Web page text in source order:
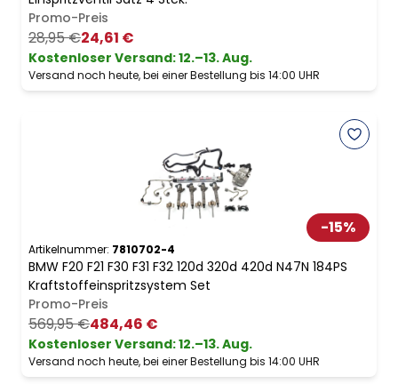
Promo-Preis
28,95 €24,61 €
Kostenloser Versand:12.–13. Aug.
Versand noch heute, bei einer Bestellung bis 14:00 UHR
-15%
Artikelnummer: 7810702-4
BMW F20 F21 F30 F31 F32 120d 320d 420d N47N 184PS
Kraftstoffeinspritzsystem Set
Promo-Preis
569,95 €484,46 €
Kostenloser Versand:12.–13. Aug.
Versand noch heute, bei einer Bestellung bis 14:00 UHR